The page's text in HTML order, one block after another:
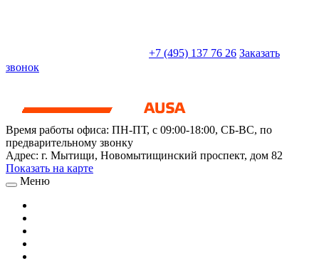
+7 (495) 137 76 26 Заказать
звонок
Время работы офиса: ПН-ПТ, с 09:00-18:00, СБ-ВС, по
предварительному звонку
Адрес: г. Мытищи, Новомытищинский проспект, дом 82
Показать на карте
Меню